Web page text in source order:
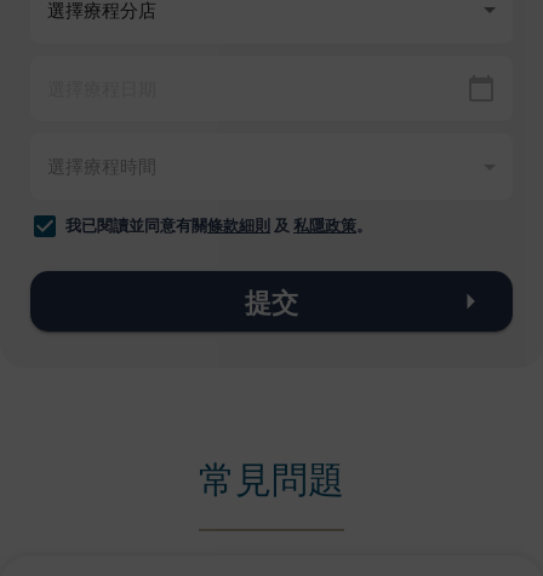
我已閱讀並同意有關條款細則 及 私隱政策。
提交
常見問題